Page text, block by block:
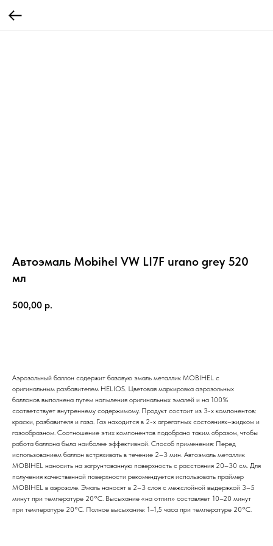
Автоэмаль Mobihel VW LI7F urano grey 520
мл
500,00 р.
Аэрозольный баллон содержит базовую эмаль металлик MOBIHEL с
оригинальным разбавителем HELIOS. Цветовая маркировка аэрозольных
баллонов выполнена путем напыления оригинальных эмалей и на 100%
соответствует внутреннему содержимому. Продукт состоит из 3-х компонентов:
краски, разбавителя и газа. Газ находится в 2-х агрегатных состояниях–жидком и
газообразном. Соотношение этих компонентов подобрано таким образом, чтобы
работа баллона была наиболее эффективной. Способ применения: Перед
использованием баллон встряхивать в течение 2–3 мин. Автоэмаль металлик
MOBIHEL наносить на загрунтованную поверхность с раcстояния 20–30 см. Для
получения качественной поверхности рекомендуется использовать праймер
MOBIHEL в аэрозоле. Эмаль наносят в 2–3 слоя с межслойной выдержкой 3–5
минут при температуре 20°С. Высыхание «на отлип» составляет 10–20 минут
при температуре 20°С. Полное высыхание: 1–1,5 часа при температуре 20°С.